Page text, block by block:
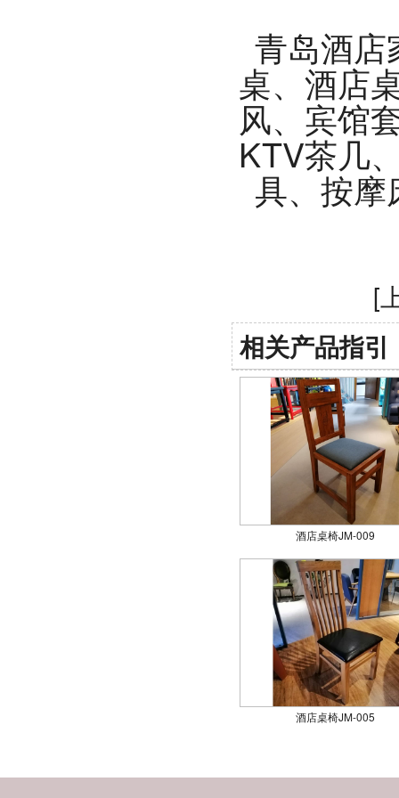
青岛酒店
桌、酒店
风、宾馆
KTV茶几
具、按
[
相关产品指引
酒店桌椅JM-009
酒店桌椅JM-005